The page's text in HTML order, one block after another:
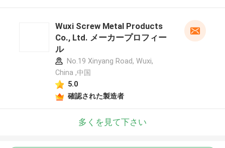
Wuxi Screw Metal Products
Co., Ltd. メーカープロフィー
ル
No.19 Xinyang Road, Wuxi,
China ,中国
5.0
確認された製造者
多くを見て下さい